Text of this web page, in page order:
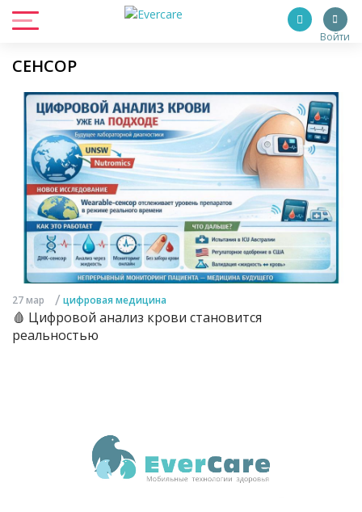
Войти
СЕНСОР
27 мар / цифровая медицина
🩸 Цифровой анализ крови становится
реальностью